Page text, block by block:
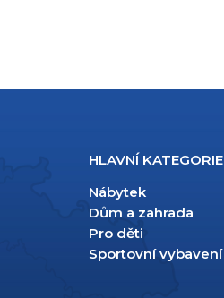
HLAVNÍ KATEGORIE
Nábytek
Dům a zahrada
Pro děti
Sportovní vybavení